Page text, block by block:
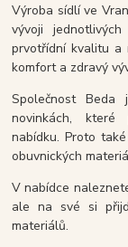
Výroba sídlí ve
vývoji
prvotřídní kvalitu a
komfort a zdravý
Společnost
novinkách, které
nabídku. Proto
obuvnických
V nabídce
ale na své si
materiálů.